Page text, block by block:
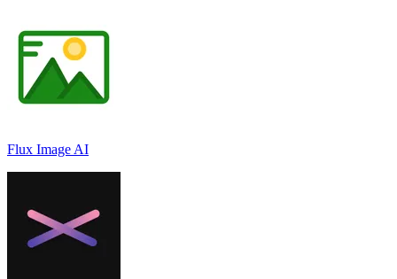
Flux Image AI